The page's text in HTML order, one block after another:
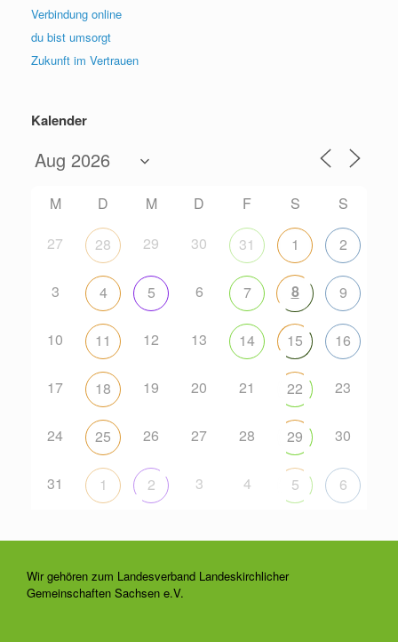
Verbindung online
du bist umsorgt
Zukunft im Vertrauen
Kalender
M D M D F S
S
27
28 29 30 31 1 2
3 4 5 6 7 8 9
10 11 12 13 14 15 16
17 18 19 20 21 22 23
24 25 26 27 28 29 30
31 1 2 3 4 5 6
Wir gehören zum Landesverband Landeskirchlicher
Gemeinschaften Sachsen e.V.